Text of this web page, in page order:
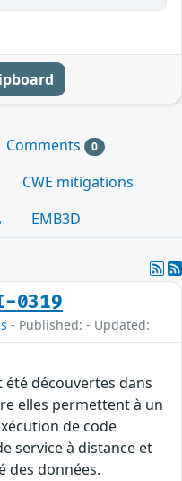
Comments 0
CWE mitigations
EMB3D
0319
- Published: - Updated:
découvertes dans
elles permettent à un
de code
service à distance et
des données.